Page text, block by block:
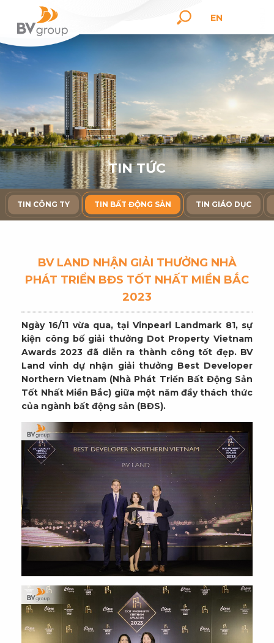
EN
TIN TỨC
TIN CÔNG TY TIN BẤT ĐỘNG SẢN TIN GIÁO DỤC
BV LAND NHẬN GIẢI THƯỞNG NHÀ
PHÁT TRIỂN BĐS TỐT NHẤT MIỀN BẮC
2023
Ngày 16/11 vừa qua, tại Vinpearl Landmark 81, sự
kiện công bố giải thưởng Dot Property Vietnam
Awards 2023 đã diễn ra thành công tốt đẹp. BV
Land vinh dự nhận giải thưởng Best Developer
Northern Vietnam (Nhà Phát Triển Bất Động Sản
Tốt Nhất Miền Bắc) giữa một năm đầy thách thức
của ngành bất động sản (BĐS).